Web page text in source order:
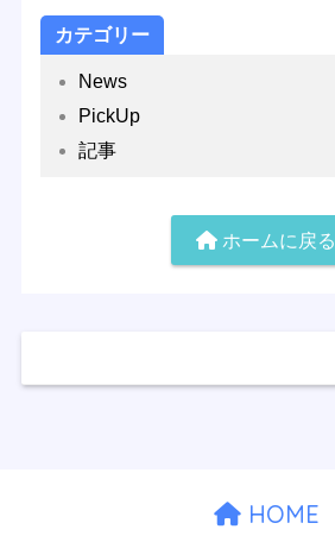
カテゴリー
News
PickUp
記事
ホームに戻る
HOME